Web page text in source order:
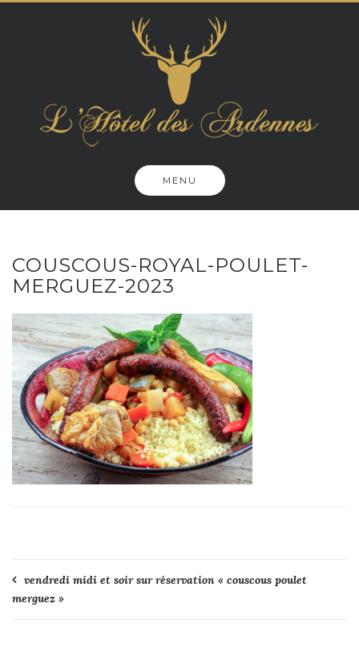
MENU
COUSCOUS-ROYAL-POULET-
MERGUEZ-2023
Navigation
de
vendredi midi et soir sur réservation « couscous poulet
merguez »